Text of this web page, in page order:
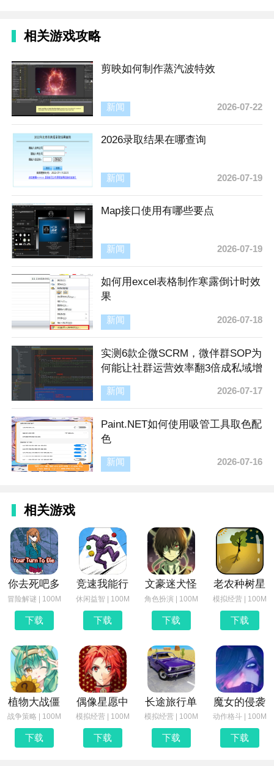
相关游戏攻略
剪映如何制作蒸汽波特效
新闻 2026-07-22
2026录取结果在哪查询
新闻 2026-07-19
Map接口使用有哪些要点
新闻 2026-07-19
如何用excel表格制作寒露倒计时效
果
新闻 2026-07-18
实测6款企微SCRM，微伴群SOP为
何能让社群运营效率翻3倍成私域增
新闻 2026-07-17
Paint.NET如何使用吸管工具取色配
色
新闻 2026-07-16
相关游戏
你去死吧多
冒险解谜 | 100M
下载
竞速我能行
休闲益智 | 100M
下载
文豪迷犬怪
角色扮演 | 100M
下载
老农种树星
模拟经营 | 100M
下载
植物大战僵
战争策略 | 100M
下载
偶像星愿中
模拟经营 | 100M
下载
长途旅行单
模拟经营 | 100M
下载
魔女的侵袭
动作格斗 | 100M
下载